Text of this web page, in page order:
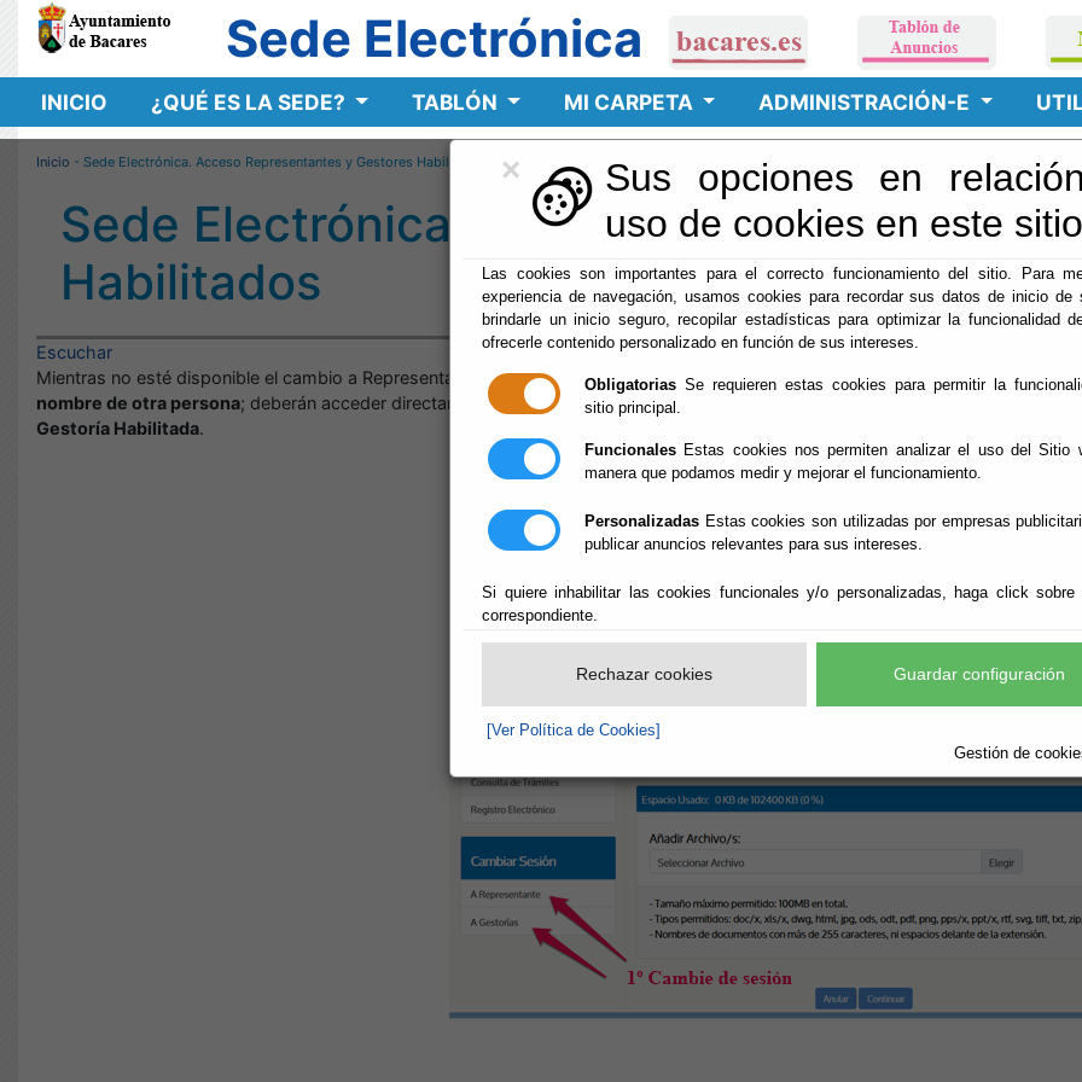
×
Sus opciones en
uso de cookies en este sitio
Las cookies son importantes para el correcto funcionamiento del sitio. Para
experiencia de navegación, usamos cookies para recordar sus datos de inicio de
brindarle un inicio seguro, recopilar estadísticas para optimizar la funcionalidad
ofrecerle contenido personalizado en función de sus intereses.
Obligatorias Se requieren estas cookies para permitir la
sitio principal.
Funcionales Estas cookies nos permiten analizar el uso del Sitio
manera que podamos medir y mejorar el funcionamiento.
Personalizadas Estas cookies son utilizadas por empresas
publicar anuncios relevantes para sus intereses.
Si quiere inhabilitar las cookies funcionales y/o personalizadas, haga click sobre
correspondiente.
Rechazar cookies Guardar configuración
[Ver Política de Cookies]
Gestión de
Sede Electrónica
INICIO ¿QUÉ ES LA SEDE? TABLÓN MI CARPETA ADMINISTRACIÓN-E
Inicio - Sede Electrónica. Acceso Representantes y Gestores Habilitados
Sede Electrónica. Acceso Representantes
Habilitados
Escuchar
Mientras no esté disponible el cambio a Representante o Habilitado directamente en el trámite,quienes pretendan realizar
nombre de otra persona; deberán acceder directamente a la Oficina Virtual, y una vez que se hayan
identificado, y cambiada
Gestoría Habilitada.